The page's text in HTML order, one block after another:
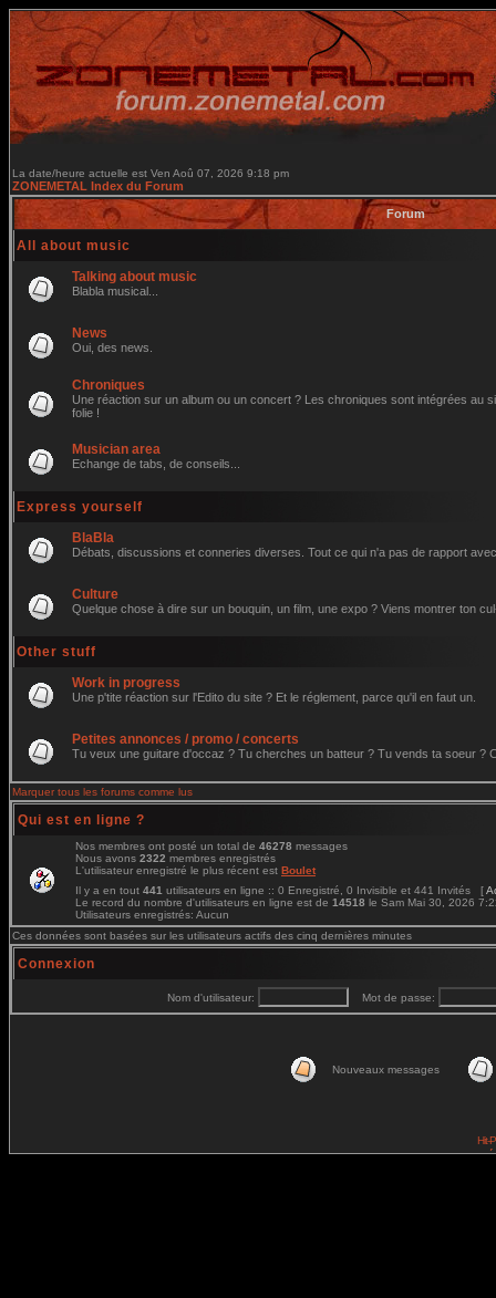
La date/heure actuelle est Ven Aoû 07, 2026 9:18 pm
ZONEMETAL Index du Forum
Forum
All about music
Talking about music
Blabla musical...
News
Oui, des news.
Chroniques
Une réaction sur un album ou un concert ? Les chroniques sont intégrées au
folie !
Musician area
Echange de tabs, de conseils...
Express yourself
BlaBla
Débats, discussions et conneries diverses. Tout ce qui n'a pas de rapport
Culture
Quelque chose à dire sur un bouquin, un film, une expo ? Viens montrer ton
Other stuff
Work in progress
Une p'tite réaction sur l'Edito du site ? Et le réglement, parce qu'il en faut un.
Petites annonces / promo / concerts
Tu veux une guitare d'occaz ? Tu cherches un batteur ? Tu vends ta soeur ?
Marquer tous les forums comme lus
Qui est en ligne ?
Nos membres ont posté un total de 46278 messages
Nous avons 2322 membres enregistrés
L'utilisateur enregistré le plus récent est Boulet
Il y a en tout 441 utilisateurs en ligne :: 0 Enregistré, 0 Invisible et 441 Invités [
Le record du nombre d'utilisateurs en ligne est de 14518 le Sam Mai 30, 2026
Utilisateurs enregistrés: Aucun
Ces données sont basées sur les utilisateurs actifs des cinq dernières minutes
Connexion
Nom d'utilisateur: Mot de passe:
Nouveaux messages